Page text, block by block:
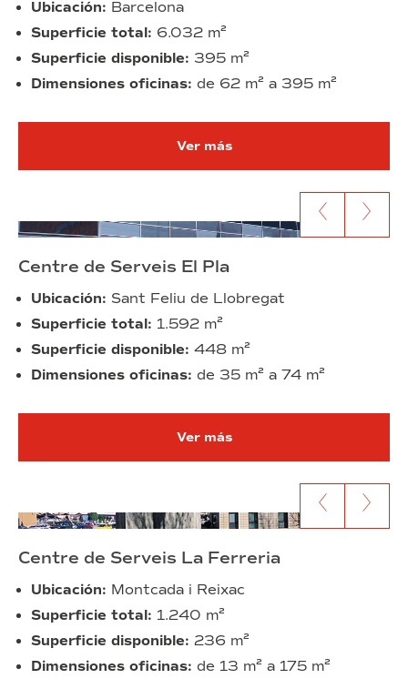
Ubicación: Barcelona
Superficie total: 6.032 m²
Superficie disponible: 395 m²
Dimensiones oficinas: de 62 m² a 395 m²
Ver más
Ir al
Ir al anterior contenido
Centre de Serveis El Pla
Ubicación: Sant Feliu de Llobregat
Superficie total: 1.592 m²
Superficie disponible: 448 m²
Dimensiones oficinas: de 35 m² a 74 m²
Ver más
Ir al
Ir al anterior contenido
Centre de Serveis La Ferreria
Ubicación: Montcada i Reixac
Superficie total: 1.240 m²
Superficie disponible: 236 m²
Dimensiones oficinas: de 13 m² a 175 m²